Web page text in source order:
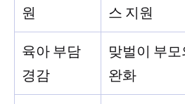
원
스 지원
육아 부담
경감
맞벌이 부
완화